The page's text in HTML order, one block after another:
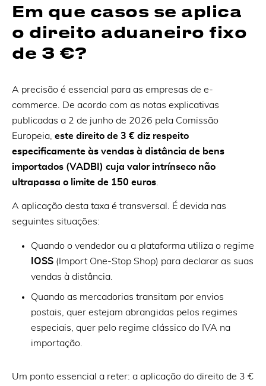
Em que casos se aplica
o direito aduaneiro fixo
de 3 €?
A precisão é essencial para as empresas de e-
commerce. De acordo com as notas explicativas
publicadas a 2 de junho de 2026 pela Comissão
Europeia, este direito de 3 € diz respeito
especificamente às vendas à distância de bens
importados (VADBI) cuja valor intrínseco não
ultrapassa o limite de 150 euros
A aplicação desta taxa é transversal. É devida nas
seguintes situações:
Quando o vendedor ou a plataforma utiliza o regime
IOSS (Import One-Stop Shop) para declarar as suas
vendas à distância.
Quando as mercadorias transitam por envios
postais, quer estejam abrangidas pelos regimes
especiais, quer pelo regime clássico do IVA na
importação.
Um ponto essencial a reter: a aplicação do direito de 3 €